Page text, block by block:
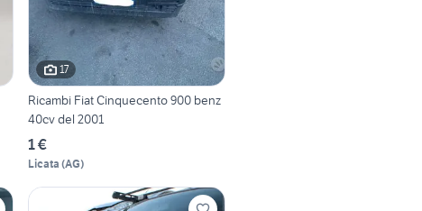
17
Ricambi Fiat Cinquecento 900 benz
40cv del 2001
1 €
Licata (AG)